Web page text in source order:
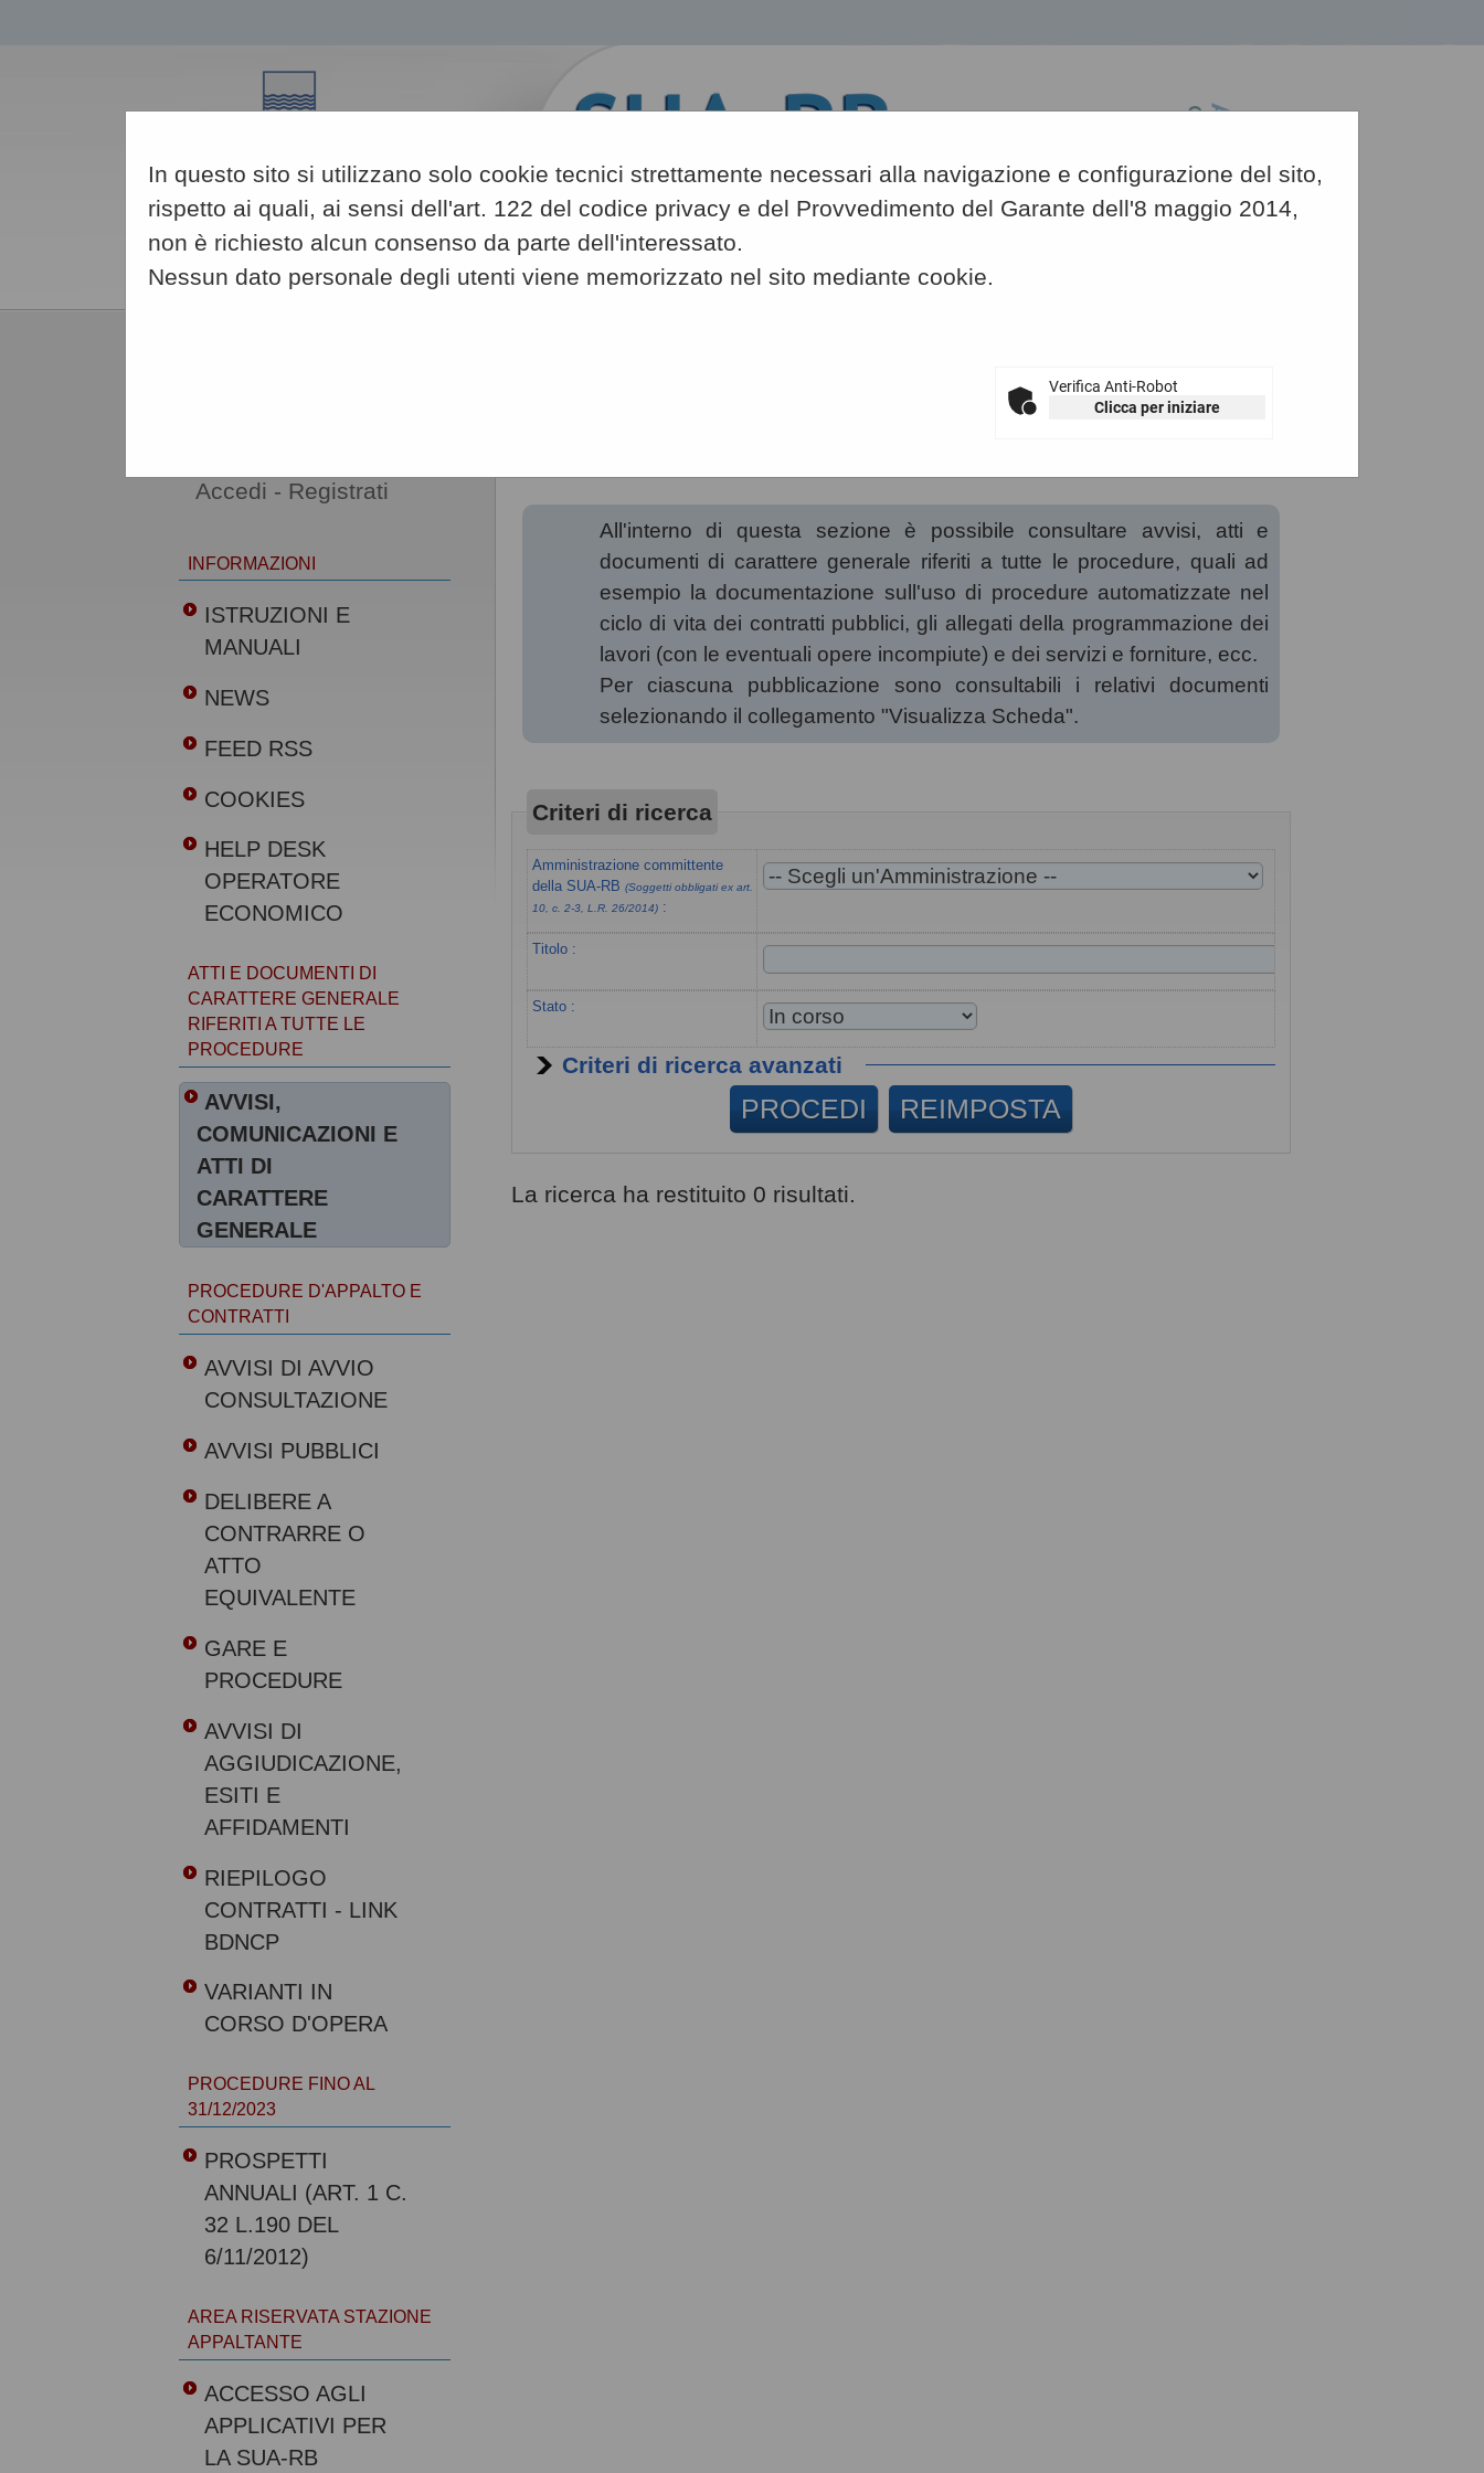
06/08/2026
A - A - A | Grafica
Avvisi, comunicazioni e atti di caratter...
In questo sito si utilizzano solo cookie tecnici strettamente necessari alla navigazione e configurazione del sito,
rispetto ai quali, ai sensi dell'art. 122 del codice privacy e del Provvedimento del Garante dell'8 maggio 2014,
non è richiesto alcun consenso da parte dell'interessato.
Nessun dato personale degli utenti viene memorizzato nel sito mediante cookie.
Verifica Anti-Robot
Clicca per iniziare
All'interno di questa sezione è possibile consultare avvisi, atti e
documenti di carattere generale riferiti a tutte le procedure, quali ad
esempio la documentazione sull'uso di procedure automatizzate nel
ciclo di vita dei contratti pubblici, gli allegati della programmazione dei
lavori (con le eventuali opere incompiute) e dei servizi e forniture, ecc.
Per ciascuna pubblicazione sono consultabili i relativi documenti
selezionando il collegamento "Visualizza Scheda".
Criteri di ricerca
Amministrazione committente
della SUA-RB (Soggetti obbligati ex art.
10, c. 2-3, L.R. 26/2014):
Titolo :
Stato :
Criteri di ricerca avanzati
La ricerca ha restituito 0 risultati.
Accedi - Registrati
INFORMAZIONI
ISTRUZIONI E
MANUALI
NEWS
FEED RSS
COOKIES
HELP DESK
OPERATORE
ECONOMICO
ATTI E DOCUMENTI DI
CARATTERE GENERALE
RIFERITI A TUTTE LE
PROCEDURE
AVVISI,
COMUNICAZIONI E
ATTI DI
CARATTERE
GENERALE
PROCEDURE D'APPALTO E
CONTRATTI
AVVISI DI AVVIO
CONSULTAZIONE
AVVISI PUBBLICI
DELIBERE A
CONTRARRE O
ATTO
EQUIVALENTE
GARE E
PROCEDURE
AVVISI DI
AGGIUDICAZIONE,
ESITI E
AFFIDAMENTI
RIEPILOGO
CONTRATTI - LINK
BDNCP
VARIANTI IN
CORSO D'OPERA
PROCEDURE FINO AL
31/12/2023
PROSPETTI
ANNUALI (ART. 1 C.
32 L.190 DEL
6/11/2012)
AREA RISERVATA STAZIONE
APPALTANTE
ACCESSO AGLI
APPLICATIVI PER
LA SUA-RB